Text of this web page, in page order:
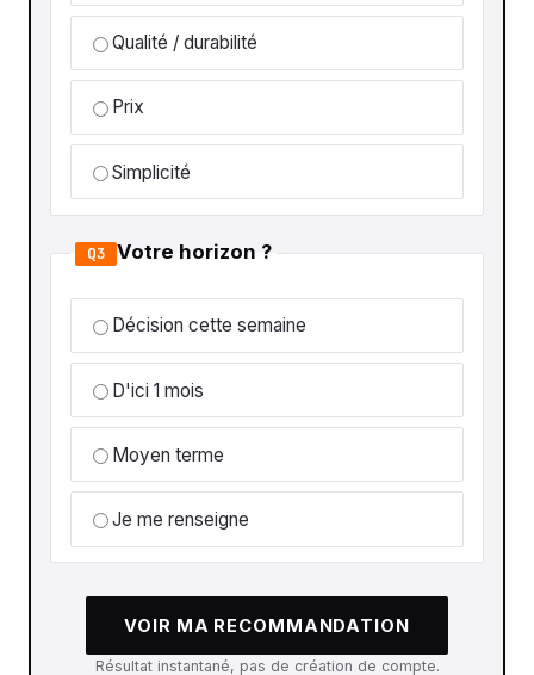
Qualité / durabilité
Prix
Simplicité
Q3 Votre horizon ?
Décision cette semaine
D'ici 1 mois
Moyen terme
Je me renseigne
VOIR MA RECOMMANDATION
Résultat instantané, pas de création de compte.